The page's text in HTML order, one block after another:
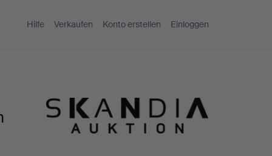
Hilfe Verkaufen Konto erstellen Einloggen